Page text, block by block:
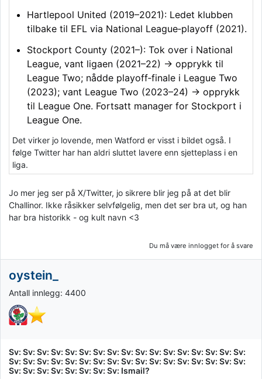
Hartlepool United (2019–2021): Ledet klubben
tilbake til EFL via National League‑playoff (2021).
Stockport County (2021–): Tok over i National
League, vant ligaen (2021–22) → opprykk til
League Two; nådde playoff‑finale i League Two
(2023); vant League Two (2023–24) → opprykk
til League One. Fortsatt manager for Stockport i
League One.
Det virker jo lovende, men Watford er visst i bildet også. I
følge Twitter har han aldri sluttet lavere enn sjetteplass i en
liga.
Jo mer jeg ser på X/Twitter, jo sikrere blir jeg på at det blir
Challinor. Ikke råsikker selvfølgelig, men det ser bra ut, og han
har bra historikk - og kult navn <3
Du må være innlogget for å svare
oystein_
Antall innlegg: 4400
Sv: Sv: Sv: Sv: Sv: Sv: Sv: Sv: Sv: Sv: Sv: Sv: Sv: Sv: Sv: Sv: Sv:
Sv: Sv: Sv: Sv: Sv: Sv: Sv: Sv: Sv: Sv: Sv: Sv: Sv: Sv: Sv: Sv: Sv:
Sv: Sv: Sv: Sv: Sv: Sv: Sv: Sv: Ismail?